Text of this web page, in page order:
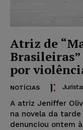
Atriz de
por
NOTÍCIAS
A atriz Jeniffer
na novela da tarde
denunciou ontem